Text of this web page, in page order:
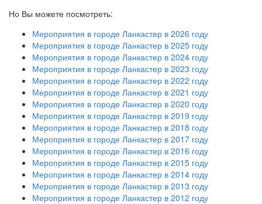
Но Вы можете посмотреть:
Мероприятия в городе Ланкастер в 2026 году
Мероприятия в городе Ланкастер в 2025 году
Мероприятия в городе Ланкастер в 2024 году
Мероприятия в городе Ланкастер в 2023 году
Мероприятия в городе Ланкастер в 2022 году
Мероприятия в городе Ланкастер в 2021 году
Мероприятия в городе Ланкастер в 2020 году
Мероприятия в городе Ланкастер в 2019 году
Мероприятия в городе Ланкастер в 2018 году
Мероприятия в городе Ланкастер в 2017 году
Мероприятия в городе Ланкастер в 2016 году
Мероприятия в городе Ланкастер в 2015 году
Мероприятия в городе Ланкастер в 2014 году
Мероприятия в городе Ланкастер в 2013 году
Мероприятия в городе Ланкастер в 2012 году